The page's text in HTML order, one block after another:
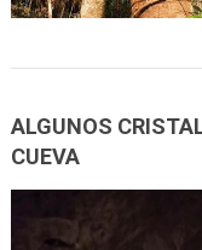
ALGUNOS
CUEVA